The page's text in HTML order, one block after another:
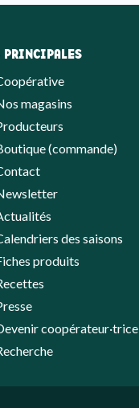
PRINCIPALES
magasins
(commande)
des saisons
produits
coopérateur·trice